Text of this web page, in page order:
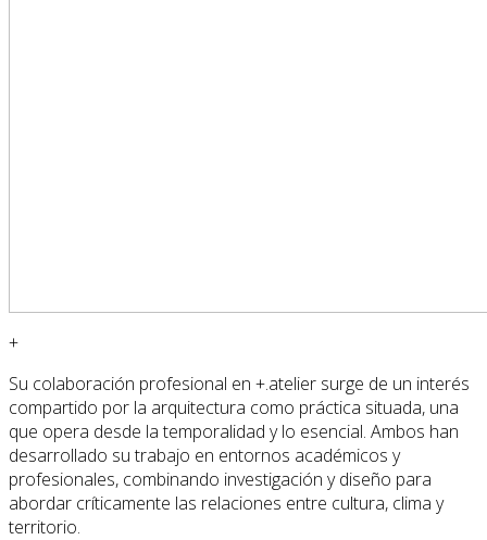
+
Su colaboración profesional en +.atelier surge de un interés
compartido por la arquitectura como práctica situada, una
que opera desde la temporalidad y lo esencial. Ambos han
desarrollado su trabajo en entornos académicos y
profesionales, combinando investigación y diseño para
abordar críticamente las relaciones entre cultura, clima y
territorio.